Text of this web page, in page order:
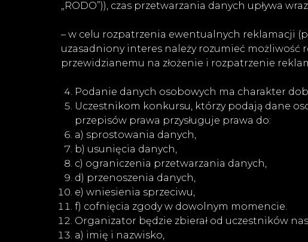
„RODO”)), czas przetwarzania danych upływa
– w celu rozpatrzenia ewentualnych reklamacji
uzasadniony interes należy rozumieć możliwość
przewidzianemu na złożenie i rozpatrzenie
Podanie danych osobowych ma charakter
Uczestnikom konkursu, którzy podają dane
przepisów prawa przysługuje prawa do:
a) sprostowania danych,
b) usunięcia danych,
c) ograniczenia przetwarzania danych,
d) przenoszenia danych,
e) wniesienia sprzeciwu,
f) cofnięcia zgody w dowolnym momencie.
Organizator będzie zbierał od uczestników
a) imię i nazwisko,